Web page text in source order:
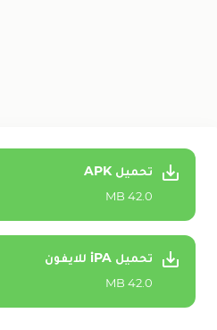
تحميل APK
42.0 MB
تحميل iPA للايفون
42.0 MB